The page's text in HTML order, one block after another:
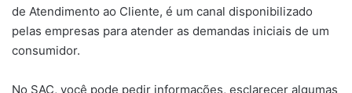
de Atendimento ao Cliente, é um canal disponibilizado
pelas empresas para atender as demandas iniciais de um
consumidor.
No SAC, você pode pedir informações, esclarecer algumas